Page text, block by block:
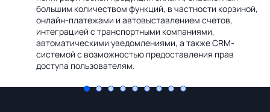
большим количеством функций, в частности корзиной,
онлайн-платежами и автовыставлением счетов,
интеграцией с транспортными компаниями,
автоматическими уведомлениями, а также CRM-
системой с возможностью предоставления прав
доступа пользователям.